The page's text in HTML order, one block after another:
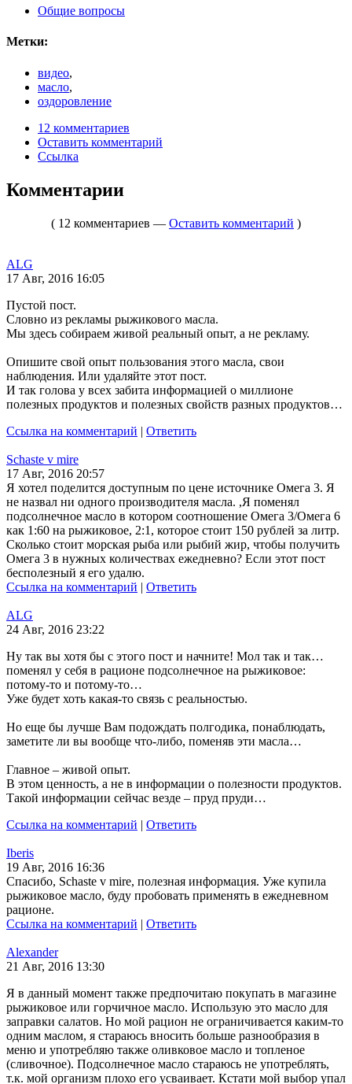
Общие вопросы
Метки:
видео,
масло,
оздоровление
12 комментариев
Оставить комментарий
Ссылка
Комментарии
( 12 комментариев — Оставить комментарий )
ALG
17 Авг, 2016 16:05
Пустой пост.
Словно из рекламы рыжикового масла.
Мы здесь собираем живой реальный опыт, а не рекламу.
Опишите свой опыт пользования этого масла, свои
наблюдения. Или удаляйте этот пост.
И так голова у всех забита информацией о миллионе
полезных продуктов и полезных свойств разных продуктов…
Ссылка на комментарий | Ответить
Schaste v mire
17 Авг, 2016 20:57
Я хотел поделится доступным по цене источнике Омега 3. Я
не назвал ни одного производителя масла. ,Я поменял
подсолнечное масло в котором соотношение Омега 3/Омега 6
как 1:60 на рыжиковое, 2:1, которое стоит 150 рублей за литр.
Сколько стоит морская рыба или рыбий жир, чтобы получить
Омега 3 в нужных количествах ежедневно? Если этот пост
бесполезный я его удалю.
Ссылка на комментарий | Ответить
ALG
24 Авг, 2016 23:22
Ну так вы хотя бы с этого пост и начните! Мол так и так…
поменял у себя в рационе подсолнечное на рыжиковое:
потому-то и потому-то…
Уже будет хоть какая-то связь с реальностью.
Но еще бы лучше Вам подождать полгодика, понаблюдать,
заметите ли вы вообще что-либо, поменяв эти масла…
Главное – живой опыт.
В этом ценность, а не в информации о полезности продуктов.
Такой информации сейчас везде – пруд пруди…
Ссылка на комментарий | Ответить
Iberis
19 Авг, 2016 16:36
Спасибо, Schaste v mire, полезная информация. Уже купила
рыжиковое масло, буду пробовать применять в ежедневном
рационе.
Ссылка на комментарий | Ответить
Alexander
21 Авг, 2016 13:30
Я в данный момент также предпочитаю покупать в магазине
рыжиковое или горчичное масло. Использую это масло для
заправки салатов. Но мой рацион не ограничивается каким-то
одним маслом, я стараюсь вносить больше разнообразия в
меню и употребляю также оливковое масло и топленое
(сливочное). Подсолнечное масло стараюсь не употреблять,
т.к. мой организм плохо его усваивает. Кстати мой выбор упал